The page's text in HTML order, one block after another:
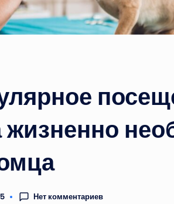
жизненно
Нет комментариев